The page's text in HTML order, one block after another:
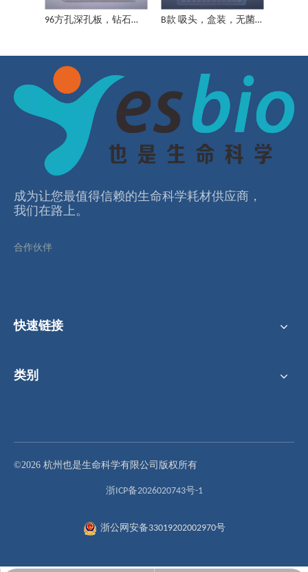
96方孔深孔板，钻石锥底，2.3mL B款 吸头，盒装，无菌，低吸附
成为让您最值得信赖的⽣命科学耗材供应商，
我们在路上。
合作伙伴
快速链接
类别
©2026 杭州也是生命科学有限公司版权所有
浙ICP备2026020743号-1
浙公网安备33019202002970号